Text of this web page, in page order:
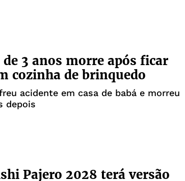
3 anos morre após ficar
cozinha de brinquedo
acidente em casa de babá e morreu
depois
Pajero 2028 terá versão